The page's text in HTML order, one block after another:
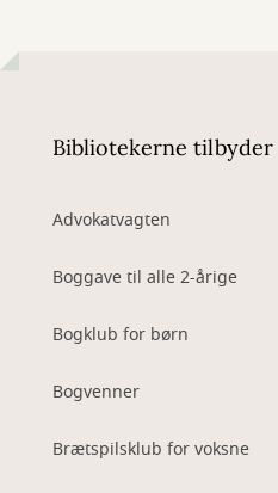
Bibliotekerne tilbyder
Advokatvagten
Boggave til alle 2-årige
Bogklub for børn
Bogvenner
Brætspilsklub for voksne